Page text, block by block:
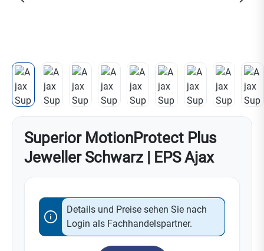
Superior MotionProtect Plus
Jeweller Schwarz | EPS Ajax
Details und Preise sehen Sie nach
Login als Fachhandelspartner.